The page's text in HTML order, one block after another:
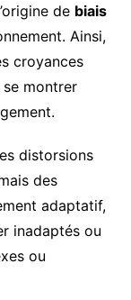
de biais
Ainsi,
croyances
montrer
distorsions
des
adaptatif,
inadaptés ou
ou